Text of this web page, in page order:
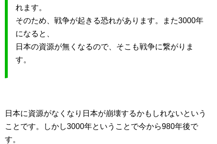
れます。
そのため、戦争が起きる恐れがあります。また3000年
になると、
日本の資源が無くなるので、そこも戦争に繋がりま
す。
日本に資源がなくなり日本が崩壊するかもしれないという
ことです。しかし3000年ということで今から980年後で
す。